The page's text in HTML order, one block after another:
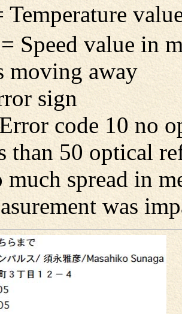
Temperature
Speed value in
moving away
sign
code 10 no
than 50 optical
much spread in
was